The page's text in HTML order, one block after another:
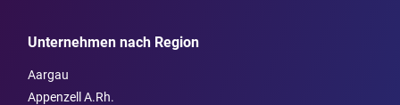
Unternehmen nach Region
Aargau
Appenzell A.Rh.